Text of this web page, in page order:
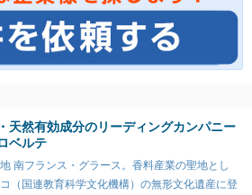
天然有効成分のリーディングカンパニー
ベルテ
南フランス・グラース。香料産業の聖地とし
（国連教育科学文化機構）の無形文化遺産に登